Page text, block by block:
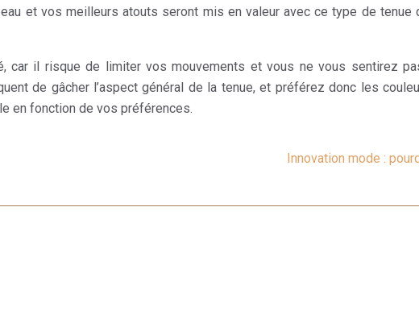
et vos meilleurs atouts seront mis en valeur avec ce type de tenue
car il risque de limiter vos mouvements et vous ne vous sentirez
de gâcher l’aspect général de la tenue, et préférez donc les
en fonction de vos préférences.
Innovation mode :